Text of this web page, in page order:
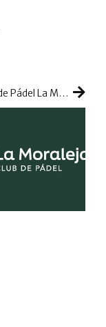
El Club de Pádel La Moraleja renueva su imagen en una apuesta por reinventarse y seguir mejorando